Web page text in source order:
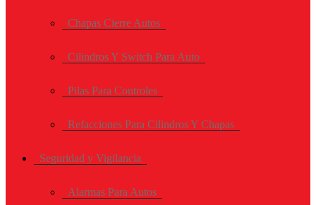
Chapas Cierre Autos
Cilindros Y Switch Para Auto
Pilas Para Controles
Refacciones Para Cilindros Y Chapas
Seguridad y Vigilancia
Alarmas Para Autos